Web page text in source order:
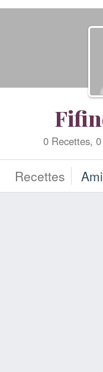
0 Recettes,
Recettes